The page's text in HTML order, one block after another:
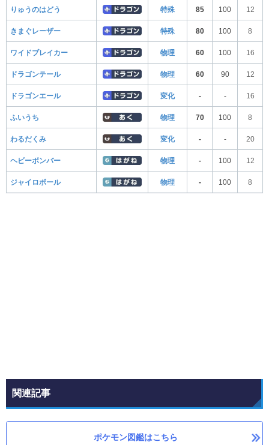
りゅうのはどう 特殊 85 100 12
きまぐレーザー 特殊 80 100 8
ワイドブレイカー 物理 60 100 16
ドラゴンテール 物理 60 90 12
ドラゴンエール 変化 - - 16
ふいうち 物理 70 100 8
わるだくみ 変化 - - 20
ヘビーボンバー 物理 - 100 12
ジャイロボール 物理 - 100 8
関連記事
ポケモン図鑑はこちら